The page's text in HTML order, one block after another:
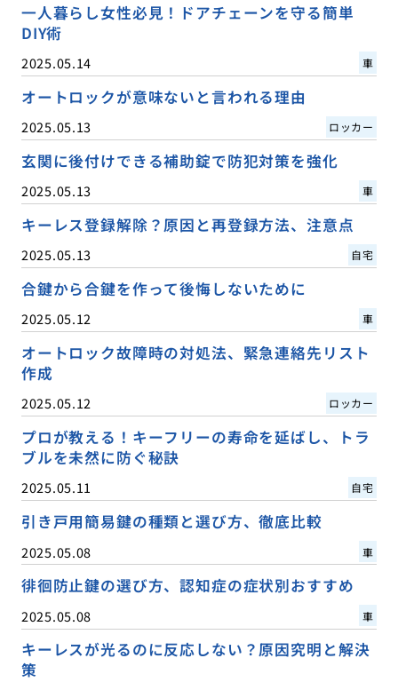
一人暮らし女性必見！ドアチェーンを守る簡単
DIY術
2025.05.14 車
オートロックが意味ないと言われる理由
2025.05.13 ロッカー
玄関に後付けできる補助錠で防犯対策を強化
2025.05.13 車
キーレス登録解除？原因と再登録方法、注意点
2025.05.13 自宅
合鍵から合鍵を作って後悔しないために
2025.05.12 車
オートロック故障時の対処法、緊急連絡先リスト
作成
2025.05.12 ロッカー
プロが教える！キーフリーの寿命を延ばし、トラ
ブルを未然に防ぐ秘訣
2025.05.11 自宅
引き戸用簡易鍵の種類と選び方、徹底比較
2025.05.08 車
徘徊防止鍵の選び方、認知症の症状別おすすめ
2025.05.08 車
キーレスが光るのに反応しない？原因究明と解決
策